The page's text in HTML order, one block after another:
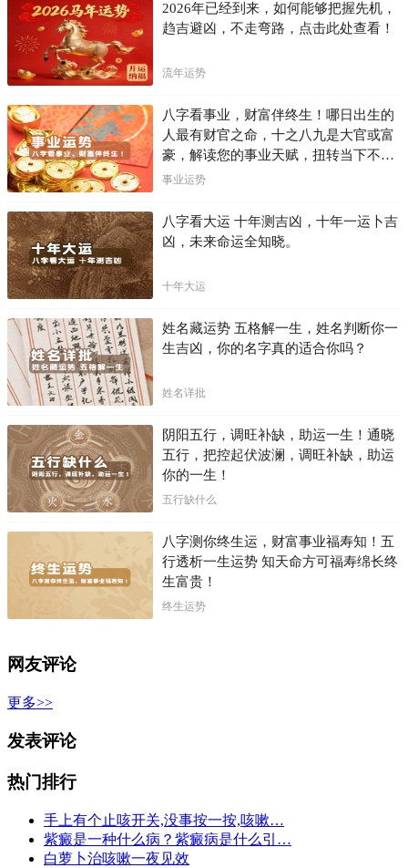
2026年已经到来，如何能够把握先机，
趋吉避凶，不走弯路，点击此处查看！
流年运势
八字看事业，财富伴终生！哪日出生的
人最有财官之命，十之八九是大官或富
豪，解读您的事业天赋，扭转当下不利
困局！！
事业运势
八字看大运 十年测吉凶，十年一运卜吉
凶，未来命运全知晓。
十年大运
姓名藏运势 五格解一生，姓名判断你一
生吉凶，你的名字真的适合你吗？
姓名详批
阴阳五行，调旺补缺，助运一生！通晓
五行，把控起伏波澜，调旺补缺，助运
你的一生！
五行缺什么
八字测你终生运，财富事业福寿知！五
行透析一生运势 知天命方可福寿绵长终
生富贵！
终生运势
网友评论
更多>>
发表评论
热门排行
手上有个止咳开关,没事按一按,咳嗽…
紫癜是一种什么病？紫癜病是什么引…
白萝卜治咳嗽一夜见效